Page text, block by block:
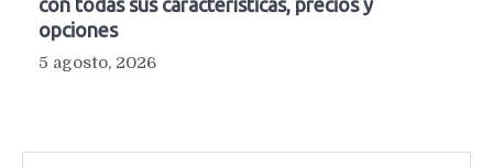
opciones
5 agosto, 2026